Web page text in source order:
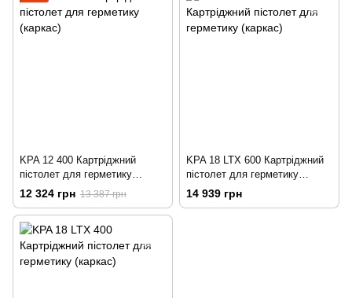
KPA 12 400 Картріджний
пістолет для герметику
(каркас)
12 324 грн 13 387 грн
KPA 18 LTX 600 Картріджний
пістолет для герметику
(каркас)
14 939 грн